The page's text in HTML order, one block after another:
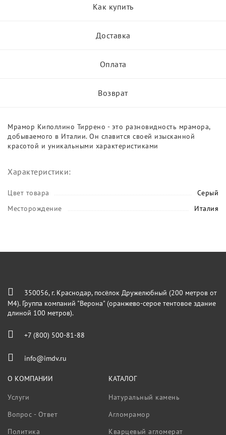
Как купить
Доставка
Оплата
Возврат
Мрамор Киполлино Тиррено - это разновидность мрамора,
добываемого в Италии. Он славится своей изысканной
красотой и уникальными характеристиками
Характеристики:
Цвет товара
Серый
Месторождение
Италия
350056, г. Краснодар, посёлок Дружелюбный (200 метров от
М4). Группа компаний "Верона" (оранжево-серое тентовое здание
длиной 100 метров).
+7 (800) 500-81-88
info@imdv.ru
О КОМПАНИИ
Услуги
Вопрос - Ответ
Политика
КАТАЛОГ
Натуральный камень
Агломрамор
Кварцевый агломерат